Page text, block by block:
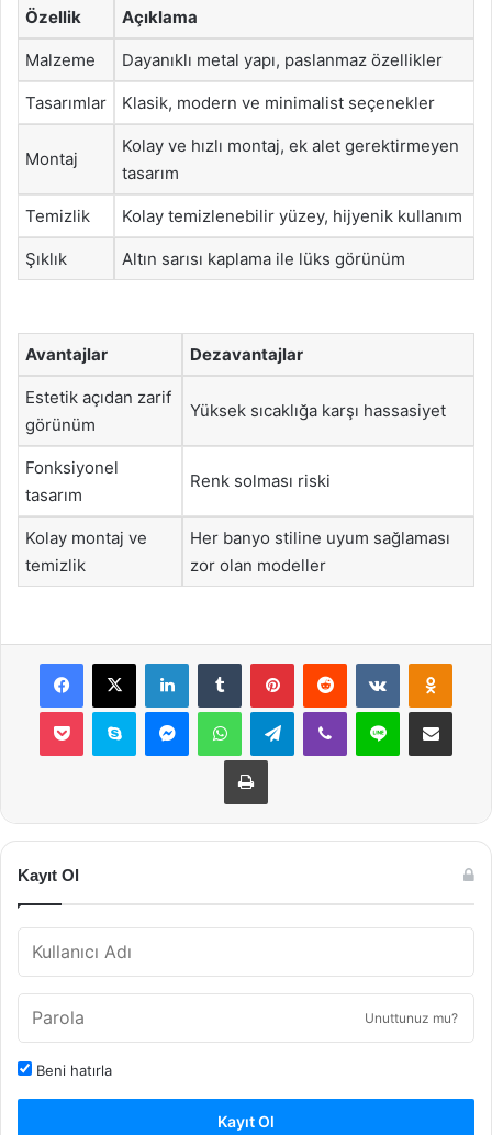
Özellik Açıklama
Malzeme Dayanıklı metal yapı, paslanmaz özellikler
Tasarımlar Klasik, modern ve minimalist seçenekler
Montaj
Kolay ve hızlı montaj, ek alet gerektirmeyen
tasarım
Temizlik Kolay temizlenebilir yüzey, hijyenik kullanım
Şıklık Altın sarısı kaplama ile lüks görünüm
Avantajlar Dezavantajlar
Estetik açıdan zarif
görünüm
Yüksek sıcaklığa karşı hassasiyet
Fonksiyonel
tasarım
Renk solması riski
Kolay montaj ve
temizlik
Her banyo stiline uyum sağlaması
zor olan modeller
Facebook
X LinkedInTumblr PinterestReddit VKontakte
Pocket Skype MessengerWhatsAppTelegramViber Line E-Posta ile
Yazdır
Kayıt Ol
Unuttunuz mu?
Beni hatırla
Kayıt Ol